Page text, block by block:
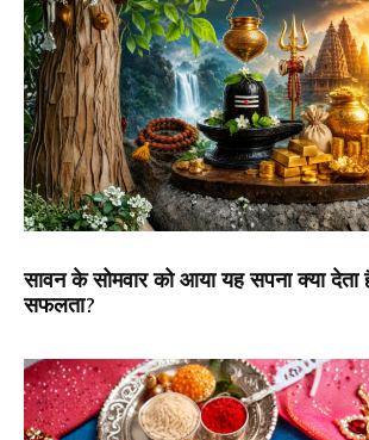
सावन के सोमवार को आया यह सपना क्या
सफलता?